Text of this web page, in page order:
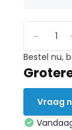
-
Bestel nu,
Vraag